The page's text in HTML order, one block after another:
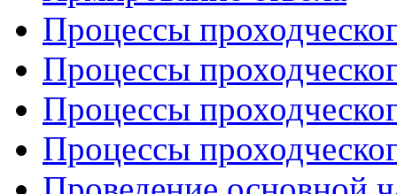
Процессы
Процессы
Процессы
Процессы